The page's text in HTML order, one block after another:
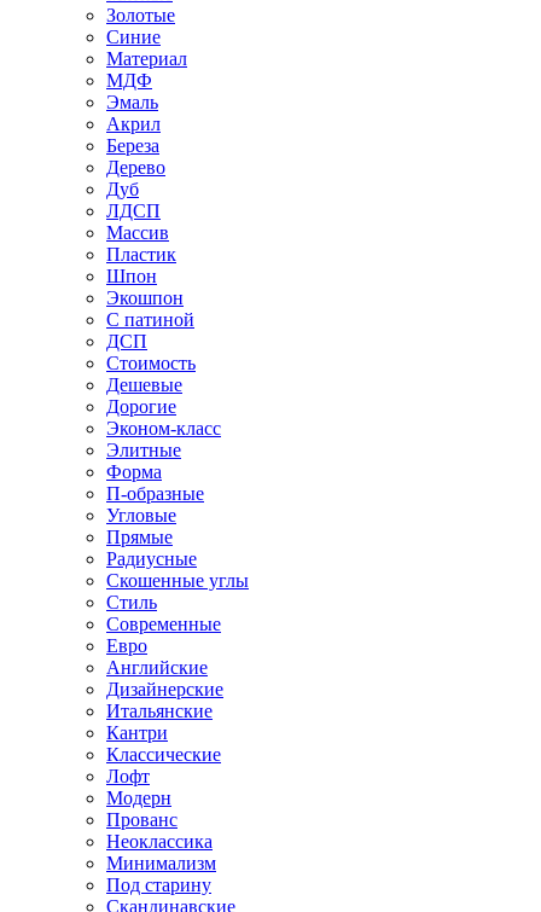
Золотые
Синие
Материал
МДФ
Эмаль
Акрил
Береза
Дерево
Дуб
ЛДСП
Массив
Пластик
Шпон
Экошпон
С патиной
ДСП
Стоимость
Дешевые
Дорогие
Эконом-класс
Элитные
Форма
П-образные
Угловые
Прямые
Радиусные
Скошенные углы
Стиль
Современные
Евро
Английские
Дизайнерские
Итальянские
Кантри
Классические
Лофт
Модерн
Прованс
Неоклассика
Минимализм
Под старину
Скандинавские